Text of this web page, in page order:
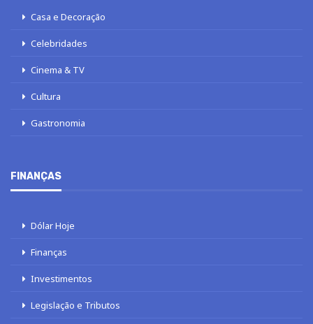
Casa e Decoração
Celebridades
Cinema & TV
Cultura
Gastronomia
FINANÇAS
Dólar Hoje
Finanças
Investimentos
Legislação e Tributos